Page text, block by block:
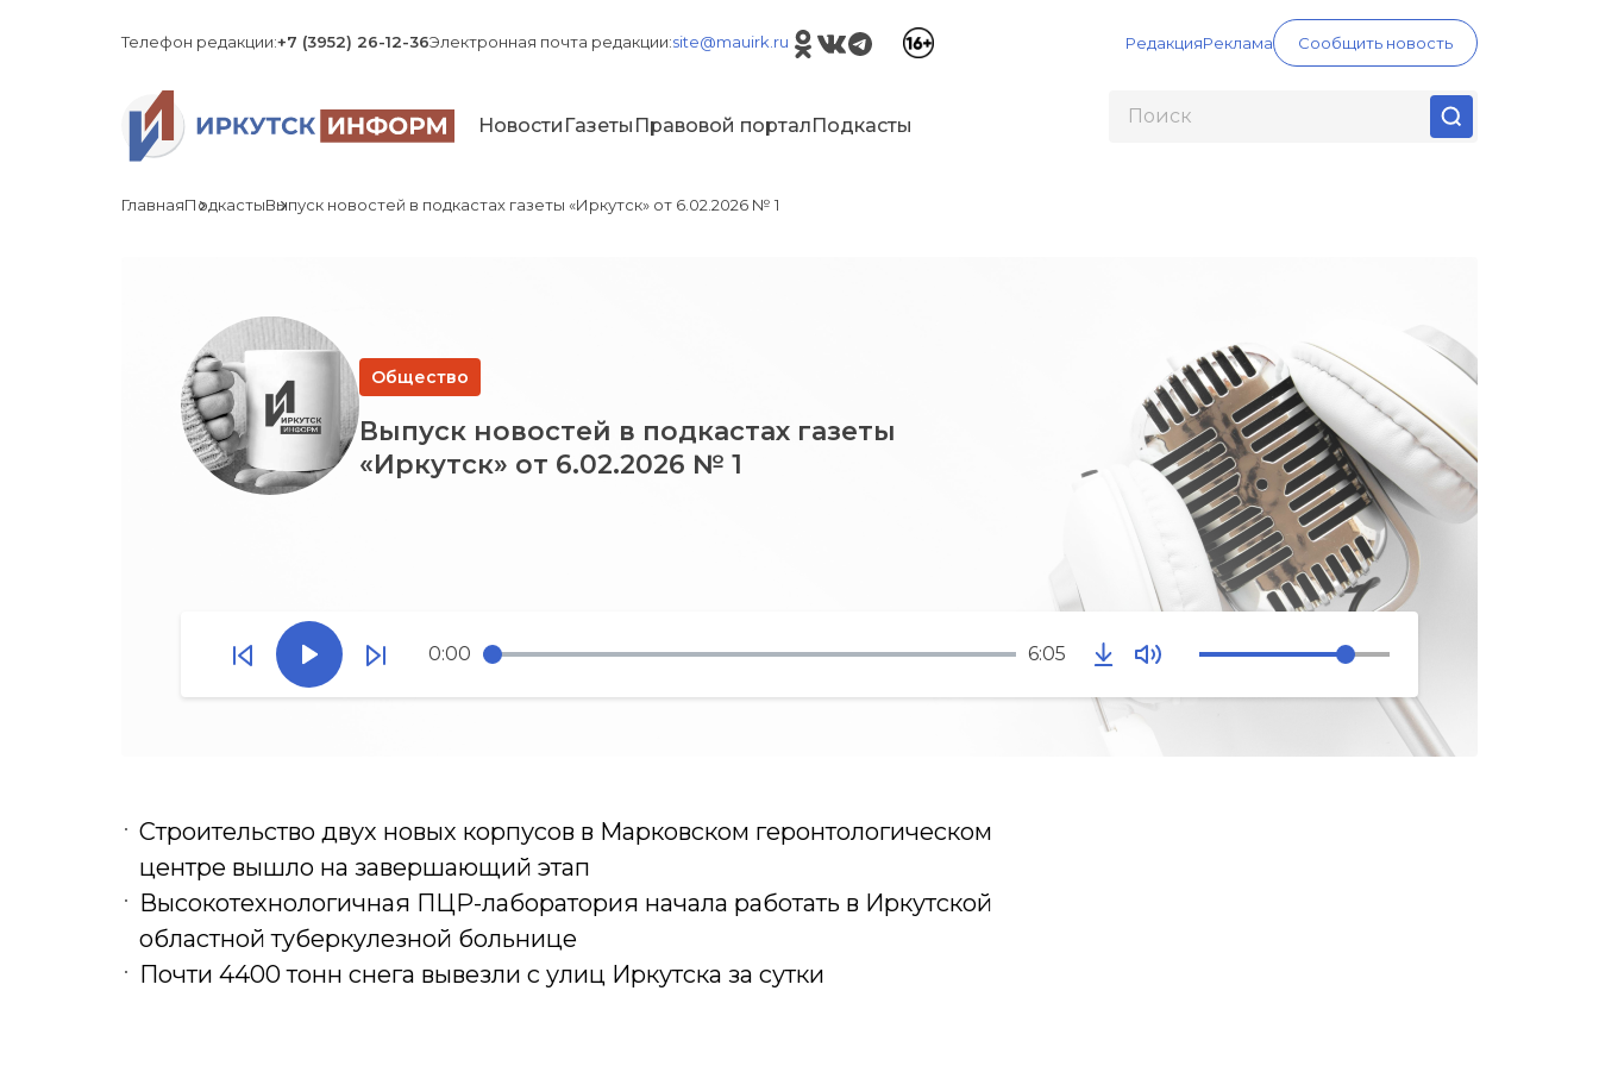
Телефон редакции:+7 (3952) 26-12-36Электронная почта редакции:site@mauirk.ru РедакцияРеклама Сообщить новость
Новости Газеты Правовой портал Подкасты
ГлавнаяПодкастыВыпуск новостей в подкастах газеты «Иркутск» от 6.02.2026 № 1
Общество
Выпуск новостей в подкастах газеты
«Иркутск» от 6.02.2026 № 1
0:00 6:05
Строительство двух новых корпусов в Марковском геронтологическом
центре вышло на завершающий этап
Высокотехнологичная ПЦР-лаборатория начала работать в Иркутской
областной туберкулезной больнице
Почти 4400 тонн снега вывезли с улиц Иркутска за сутки